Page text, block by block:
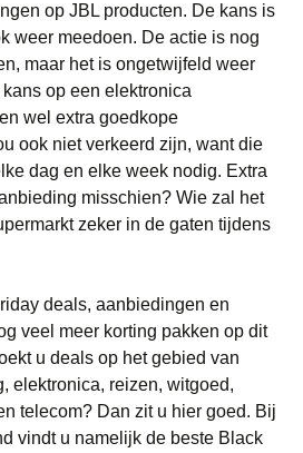
op JBL producten. De kans is
weer meedoen. De actie is nog
maar het is ongetwijfeld weer
op een elektronica
wel extra goedkope
ook niet verkeerd zijn, want die
dag en elke week nodig. Extra
misschien? Wie zal het
zeker in de gaten tijdens
deals, aanbiedingen en
veel meer korting pakken op dit
u deals op het gebied van
elektronica, reizen, witgoed,
telecom? Dan zit u hier goed. Bij
vindt u namelijk de beste Black